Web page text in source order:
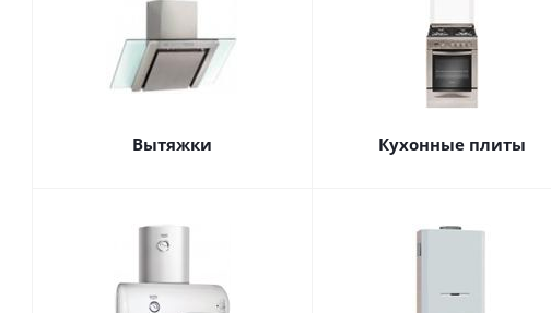
Вытяжки Кухонные плиты